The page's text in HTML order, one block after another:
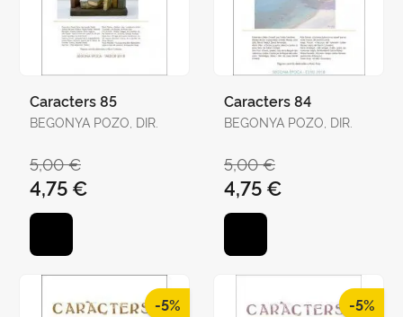
Caracters 85
BEGONYA POZO, DIR.
5,00 €
4,75 €
Caracters 84
BEGONYA POZO, DIR.
5,00 €
4,75 €
-5% -5%